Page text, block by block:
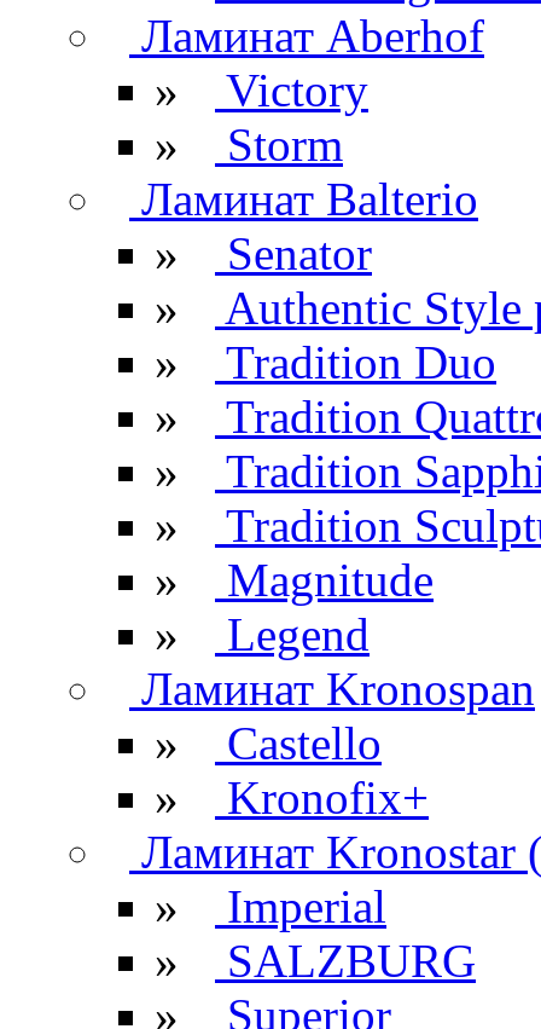
Ламинат Aberhof
»
Victory
»
Storm
Ламинат Balterio
»
Senator
»
Authentic Style
»
Tradition Duo
»
Tradition
»
Tradition
»
Tradition
»
Magnitude
»
Legend
Ламинат Kronospan
»
Castello
»
Kronofix+
Ламинат Kronostar
»
Imperial
»
SALZBURG
»
Superior